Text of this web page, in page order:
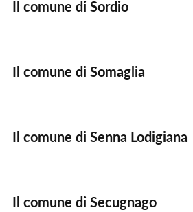
Il comune di Sordio
Il comune di Somaglia
Il comune di Senna Lodigiana
Il comune di Secugnago